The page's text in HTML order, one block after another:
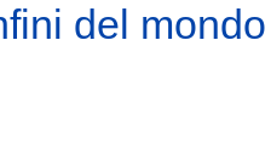
del mondo